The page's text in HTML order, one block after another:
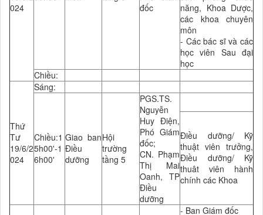
024
đốc
năng, Khoa Dược,
các khoa chuyên
môn
- Các bác sĩ và các
học viên Sau đại
học
Chiều:
Thứ
Tư
19/6/2
024
Sáng:
Chiều:1
5h00'-1
6h00'
Giao ban
Điều
dưỡng
Hội
trường
tầng 5
PGS.TS.
Nguyễn
Huy Điện,
Phó Giám
đốc;
CN. Phạm
Thị Mai
Oanh, TP
Điều
dưỡng
Điều dưỡng/ Kỹ
thuật viên trưởng,
Điều dưỡng/ Kỹ
thuât viên hành
chính các Khoa
- Ban Giám đốc